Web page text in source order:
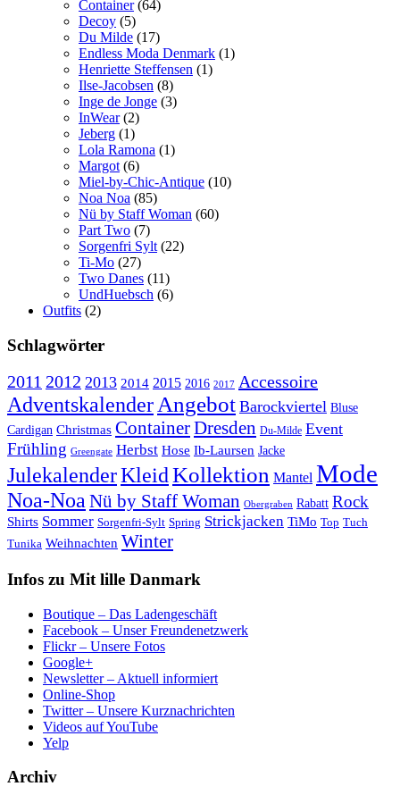
Container(64)
Decoy (5)
Du Milde (17)
Endless Moda Denmark (1)
Henriette Steffensen (1)
Ilse-Jacobsen (8)
Inge de Jonge (3)
InWear(2)
Jeberg (1)
Lola Ramona (1)
Margot (6)
Miel-by-Chic-Antique (10)
Noa Noa (85)
Nü by Staff Woman (60)
Part Two (7)
Sorgenfri Sylt (22)
Ti-Mo (27)
Two Danes (11)
UndHuebsch (6)
Outfits (2)
Schlagwörter
2011 2012 2013 2014 2015 2016 2017 Accessoire
Adventskalender Angebot Barockviertel Bluse
Cardigan Christmas ContainerDresden Du-Milde Event
Frühling Greengate Herbst Hose Ib-Laursen Jacke
JulekalenderKleidKollektion Mantel Mode
Noa-NoaNü by Staff Woman Obergraben Rabatt Rock
Shirts Sommer Sorgenfri-Sylt Spring Strickjacken TiMo Top Tuch
Tunika Weihnachten Winter
Infos zu Mit lille Danmark
Boutique – Das Ladengeschäft
Facebook – Unser Freundenetzwerk
Flickr – Unsere Fotos
Google+
Newsletter – Aktuell informiert
Online-Shop
Twitter – Unsere Kurznachrichten
Videos auf YouTube
Yelp
Archiv